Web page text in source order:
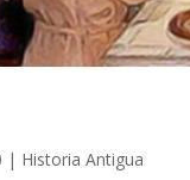
| Historia Antigua